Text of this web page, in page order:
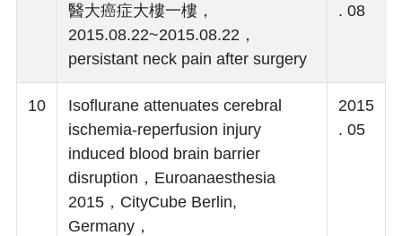
醫大癌症大樓一樓，
2015.08.22~2015.08.22，
persistant neck pain after surgery
. 08
10
Isoflurane attenuates cerebral
ischemia-reperfusion injury
induced blood brain barrier
disruption，Euroanaesthesia
2015，CityCube Berlin,
Germany，
2015
. 05